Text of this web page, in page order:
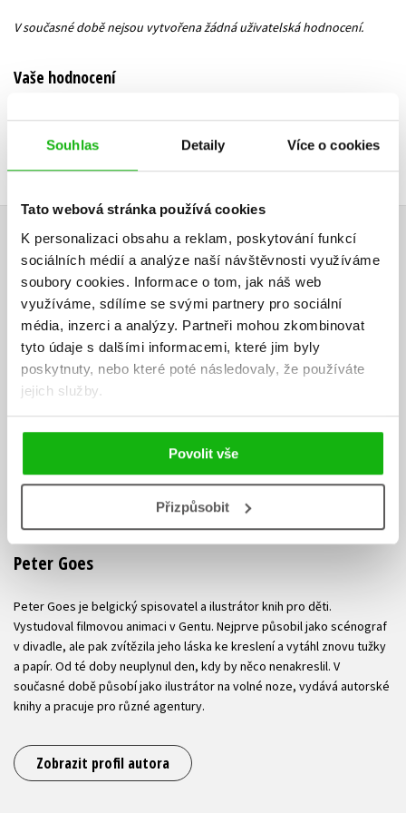
Souhlas Detaily Více o cookies
Tato webová stránka používá cookies
K personalizaci obsahu a reklam, poskytování funkcí
sociálních médií a analýze naší návštěvnosti využíváme
soubory cookies. Informace o tom, jak náš web
využíváme, sdílíme se svými partnery pro sociální
média, inzerci a analýzy. Partneři mohou zkombinovat
tyto údaje s dalšími informacemi, které jim byly
poskytnuty, nebo které poté následovaly, že používáte
jejich služby.
Povolit vše
Přizpůsobit
V současné době nejsou vytvořena žádná uživatelská hodnocení.
Vaše hodnocení
Přihlásit
AUTOR KNIHY
Peter Goes
Peter Goes je belgický spisovatel a ilustrátor knih pro děti.
Vystudoval filmovou animaci v Gentu. Nejprve působil jako scénograf
v divadle, ale pak zvítězila jeho láska ke kreslení a vytáhl znovu tužky
a papír. Od té doby neuplynul den, kdy by něco nenakreslil. V
současné době působí jako ilustrátor na volné noze, vydává autorské
knihy a pracuje pro různé agentury.
Zobrazit profil autora